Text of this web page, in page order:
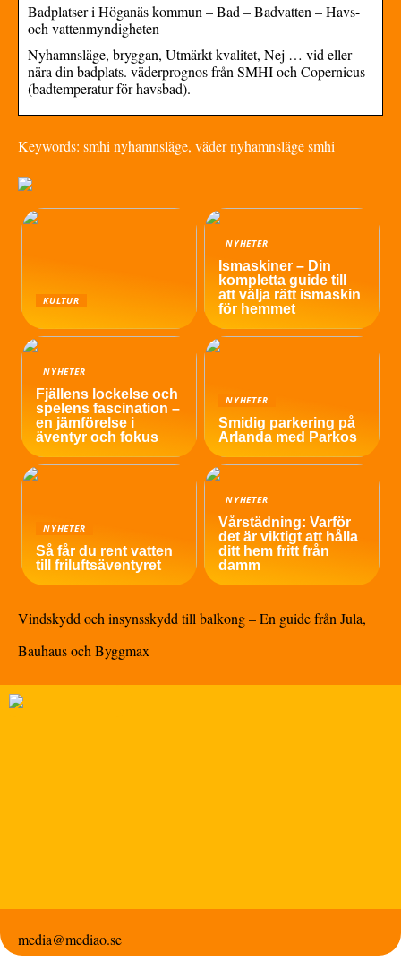
Badplatser i Höganäs kommun – Bad – Badvatten – Havs-
och vattenmyndigheten
Nyhamnsläge, bryggan, Utmärkt kvalitet, Nej … vid eller
nära din badplats. väderprognos från SMHI och Copernicus
(badtemperatur för havsbad).
Keywords: smhi nyhamnsläge, väder nyhamnsläge smhi
KULTUR
NYHETER
Ismaskiner – Din
kompletta guide till
att välja rätt ismaskin
för hemmet
NYHETER
Fjällens lockelse och
spelens fascination –
en jämförelse i
äventyr och fokus
NYHETER
Smidig parkering på
Arlanda med Parkos
NYHETER
Så får du rent vatten
till friluftsäventyret
NYHETER
Vårstädning: Varför
det är viktigt att hålla
ditt hem fritt från
damm
Vindskydd och insynsskydd till balkong – En guide från Jula,
Bauhaus och Byggmax
media@mediao.se